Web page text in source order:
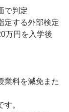
で判定
定する外部検定
万円を入学後
業料を減免また
。